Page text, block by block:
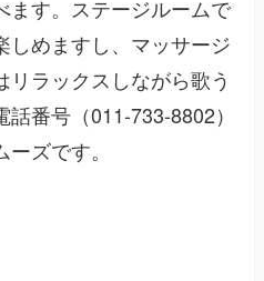
ます。ステージルームで
しめますし、マッサージ
ラックスしながら歌う
番号（011-733-8802）
ズです。